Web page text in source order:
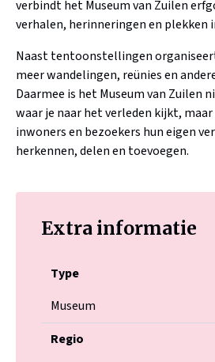
verbindt het Museum van Zuilen
verhalen, herinneringen en plekken
Naast tentoonstellingen
meer wandelingen, reünies en
Daarmee is het Museum van Zuilen
waar je naar het verleden kijkt,
inwoners en bezoekers hun eigen
herkennen, delen en toevoegen.
Extra informatie
Type
Museum
Regio